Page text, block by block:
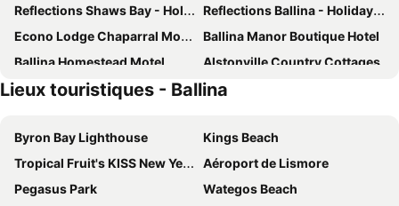
Reflections Shaws Bay - Holiday Park
Reflections Ballina - Holiday Park
Econo Lodge Chaparral Motel Ballina
Ballina Manor Boutique Hotel
Ballina Homestead Motel
Alstonville Country Cottages
The Arabella North Coast
Ballina Travellers Lodge
Surfside@shellys Holiday House- L.buckett
Haere Mai 2
Alexander Palms East Ballina
The Brooklet
Australian Hotel
Discovery Parks – Ballina
Lieux touristiques - Ballina
Byron Bay Lighthouse
Kings Beach
Tropical Fruit's KISS New Years Eve Festival
Aéroport de Lismore
Pegasus Park
Wategos Beach